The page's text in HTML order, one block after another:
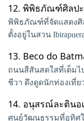
12. พิพิธภัณฑ์ศิลปะ
พิพิธภัณฑ์ที่จัดแสดงศิ
ตั้งอยู่ในสวน Ibirapuera
13. Beco do
ถนนสีสันสดใสที่เต็ม
ชีวา ดึงดูดนักท่องเที่
14. อนุสรณ์ละตินอ
ศูนย์วัฒนธรรมที่อุทิศ